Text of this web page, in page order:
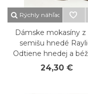
Rýchly náhľad
Dámske mokasíny z
semišu hnedé
Odtiene hnedej a
24,30 €